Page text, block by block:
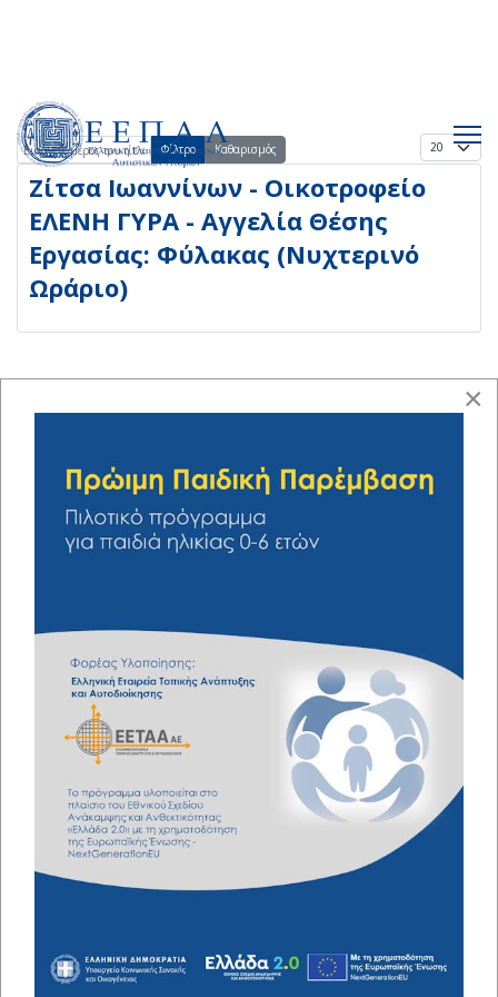
Εισάγετε μέρος του τίτλου.
Φίλτρο Καθαρισμός
Ζίτσα Ιωαννίνων - Οικοτροφείο
ΕΛΕΝΗ ΓΥΡΑ - Αγγελία Θέσης
Εργασίας: Φύλακας (Νυχτερινό
Ωράριο)
NEWSLETTER
Γραφτείτε στο newsletter μας
Subscribe Now
×